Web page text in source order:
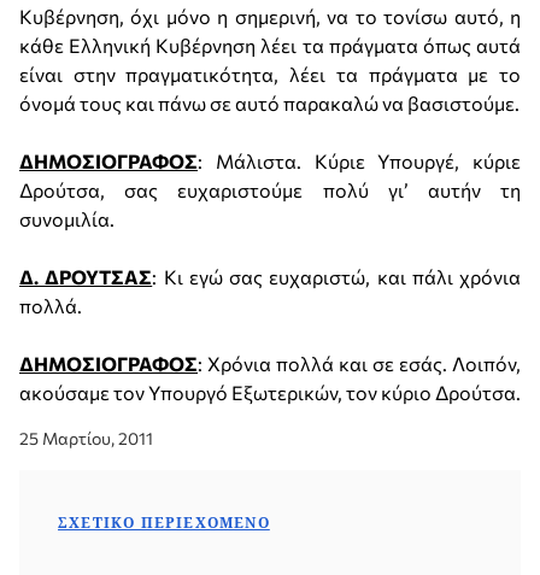
Κυβέρνηση, όχι μόνο η σημερινή, να το τονίσω αυτό, η
κάθε Ελληνική Κυβέρνηση λέει τα πράγματα όπως αυτά
είναι στην πραγματικότητα, λέει τα πράγματα με το
όνομά τους και πάνω σε αυτό παρακαλώ να βασιστούμε.
ΔΗΜΟΣΙΟΓΡΑΦΟΣ: Μάλιστα. Κύριε Υπουργέ, κύριε
Δρούτσα, σας ευχαριστούμε πολύ γι’ αυτήν τη
συνομιλία.
Δ. ΔΡΟΥΤΣΑΣ: Κι εγώ σας ευχαριστώ, και πάλι χρόνια
πολλά.
ΔΗΜΟΣΙΟΓΡΑΦΟΣ: Χρόνια πολλά και σε εσάς. Λοιπόν,
ακούσαμε τον Υπουργό Εξωτερικών, τον κύριο Δρούτσα.
25 Μαρτίου, 2011
ΣΧΕΤΙΚΌ ΠΕΡΙΕΧΌΜΕΝΟ